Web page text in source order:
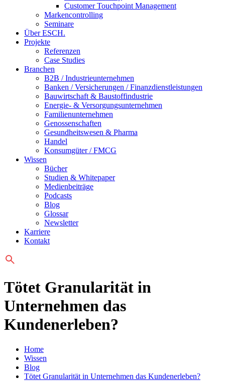
Customer Touchpoint Management
Markencontrolling
Seminare
Über ESCH.
Projekte
Referenzen
Case Studies
Branchen
B2B / Industrieunternehmen
Banken / Versicherungen / Finanzdienstleistungen
Bauwirtschaft & Baustoffindustrie
Energie- & Versorgungsunternehmen
Familienunternehmen
Genossenschaften
Gesundheitswesen & Pharma
Handel
Konsumgüter / FMCG
Wissen
Bücher
Studien & Whitepaper
Medienbeiträge
Podcasts
Blog
Glossar
Newsletter
Karriere
Kontakt
Tötet Granularität in
Unternehmen das
Kundenerleben?
Home
Wissen
Blog
Tötet Granularität in Unternehmen das Kundenerleben?